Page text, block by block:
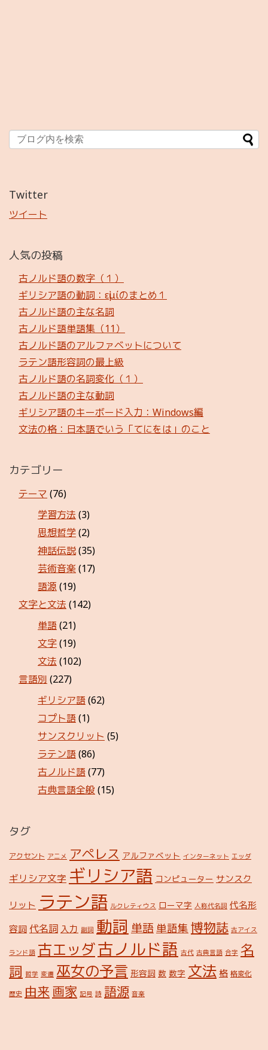
Twitter
ツイート
人気の投稿
古ノルド語の数字（１）
ギリシア語の動詞：εἰμίのまとめ１
古ノルド語の主な名詞
古ノルド語単語集（11）
古ノルド語のアルファベットについて
ラテン語形容詞の最上級
古ノルド語の名詞変化（１）
古ノルド語の主な動詞
ギリシア語のキーボード入力：Windows編
文法の格：日本語でいう「てにをは」のこと
カテゴリー
テーマ (76)
学習方法 (3)
思想哲学(2)
神話伝説(35)
芸術音楽 (17)
語源 (19)
文字と文法 (142)
単語(21)
文字(19)
文法 (102)
言語別 (227)
ギリシア語(62)
コプト語(1)
サンスクリット (5)
ラテン語(86)
古ノルド語(77)
古典言語全般 (15)
タグ
アクセント アニメ アペレス アルファベット インターネット エッダ
ギリシア文字 ギリシア語 コンピューター サンスク
リット ラテン語 ルクレティウス ローマ字 人称代名詞 代名形
容詞 代名詞 入力 副詞 動詞 単語単語集 博物誌 古アイス
ランド語 古エッダ古ノルド語 古代 古典言語 合字 名
詞 哲学 変遷 巫女の予言 形容詞 数 数字 文法 格 格変化
歴史 由来画家 記号 詩 語源 音楽